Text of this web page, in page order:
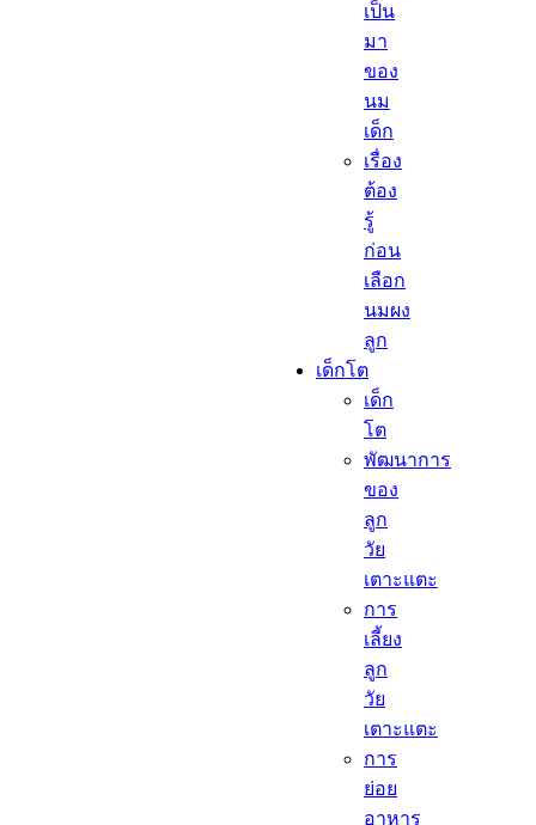
เป็น
มา
ของ
นม
เด็ก
เรื่อง
ต้อง
รู้
ก่อน
เลือก
นมผง
ลูก​
เด็กโต​
เด็ก
โต​
พัฒนาการ
ของ
ลูก
วัย
เตาะแตะ
การ
เลี้ยง
ลูก
วัย
เตาะแตะ
การ
ย่อย
อาหาร